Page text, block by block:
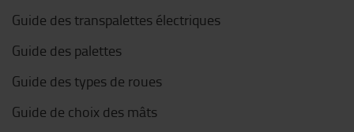
Guide des transpalettes électriques
Guide des palettes
Guide des types de roues
Guide de choix des mâts